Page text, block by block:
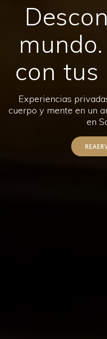
con tus
Experiencias
cuerpo y mente en un
en